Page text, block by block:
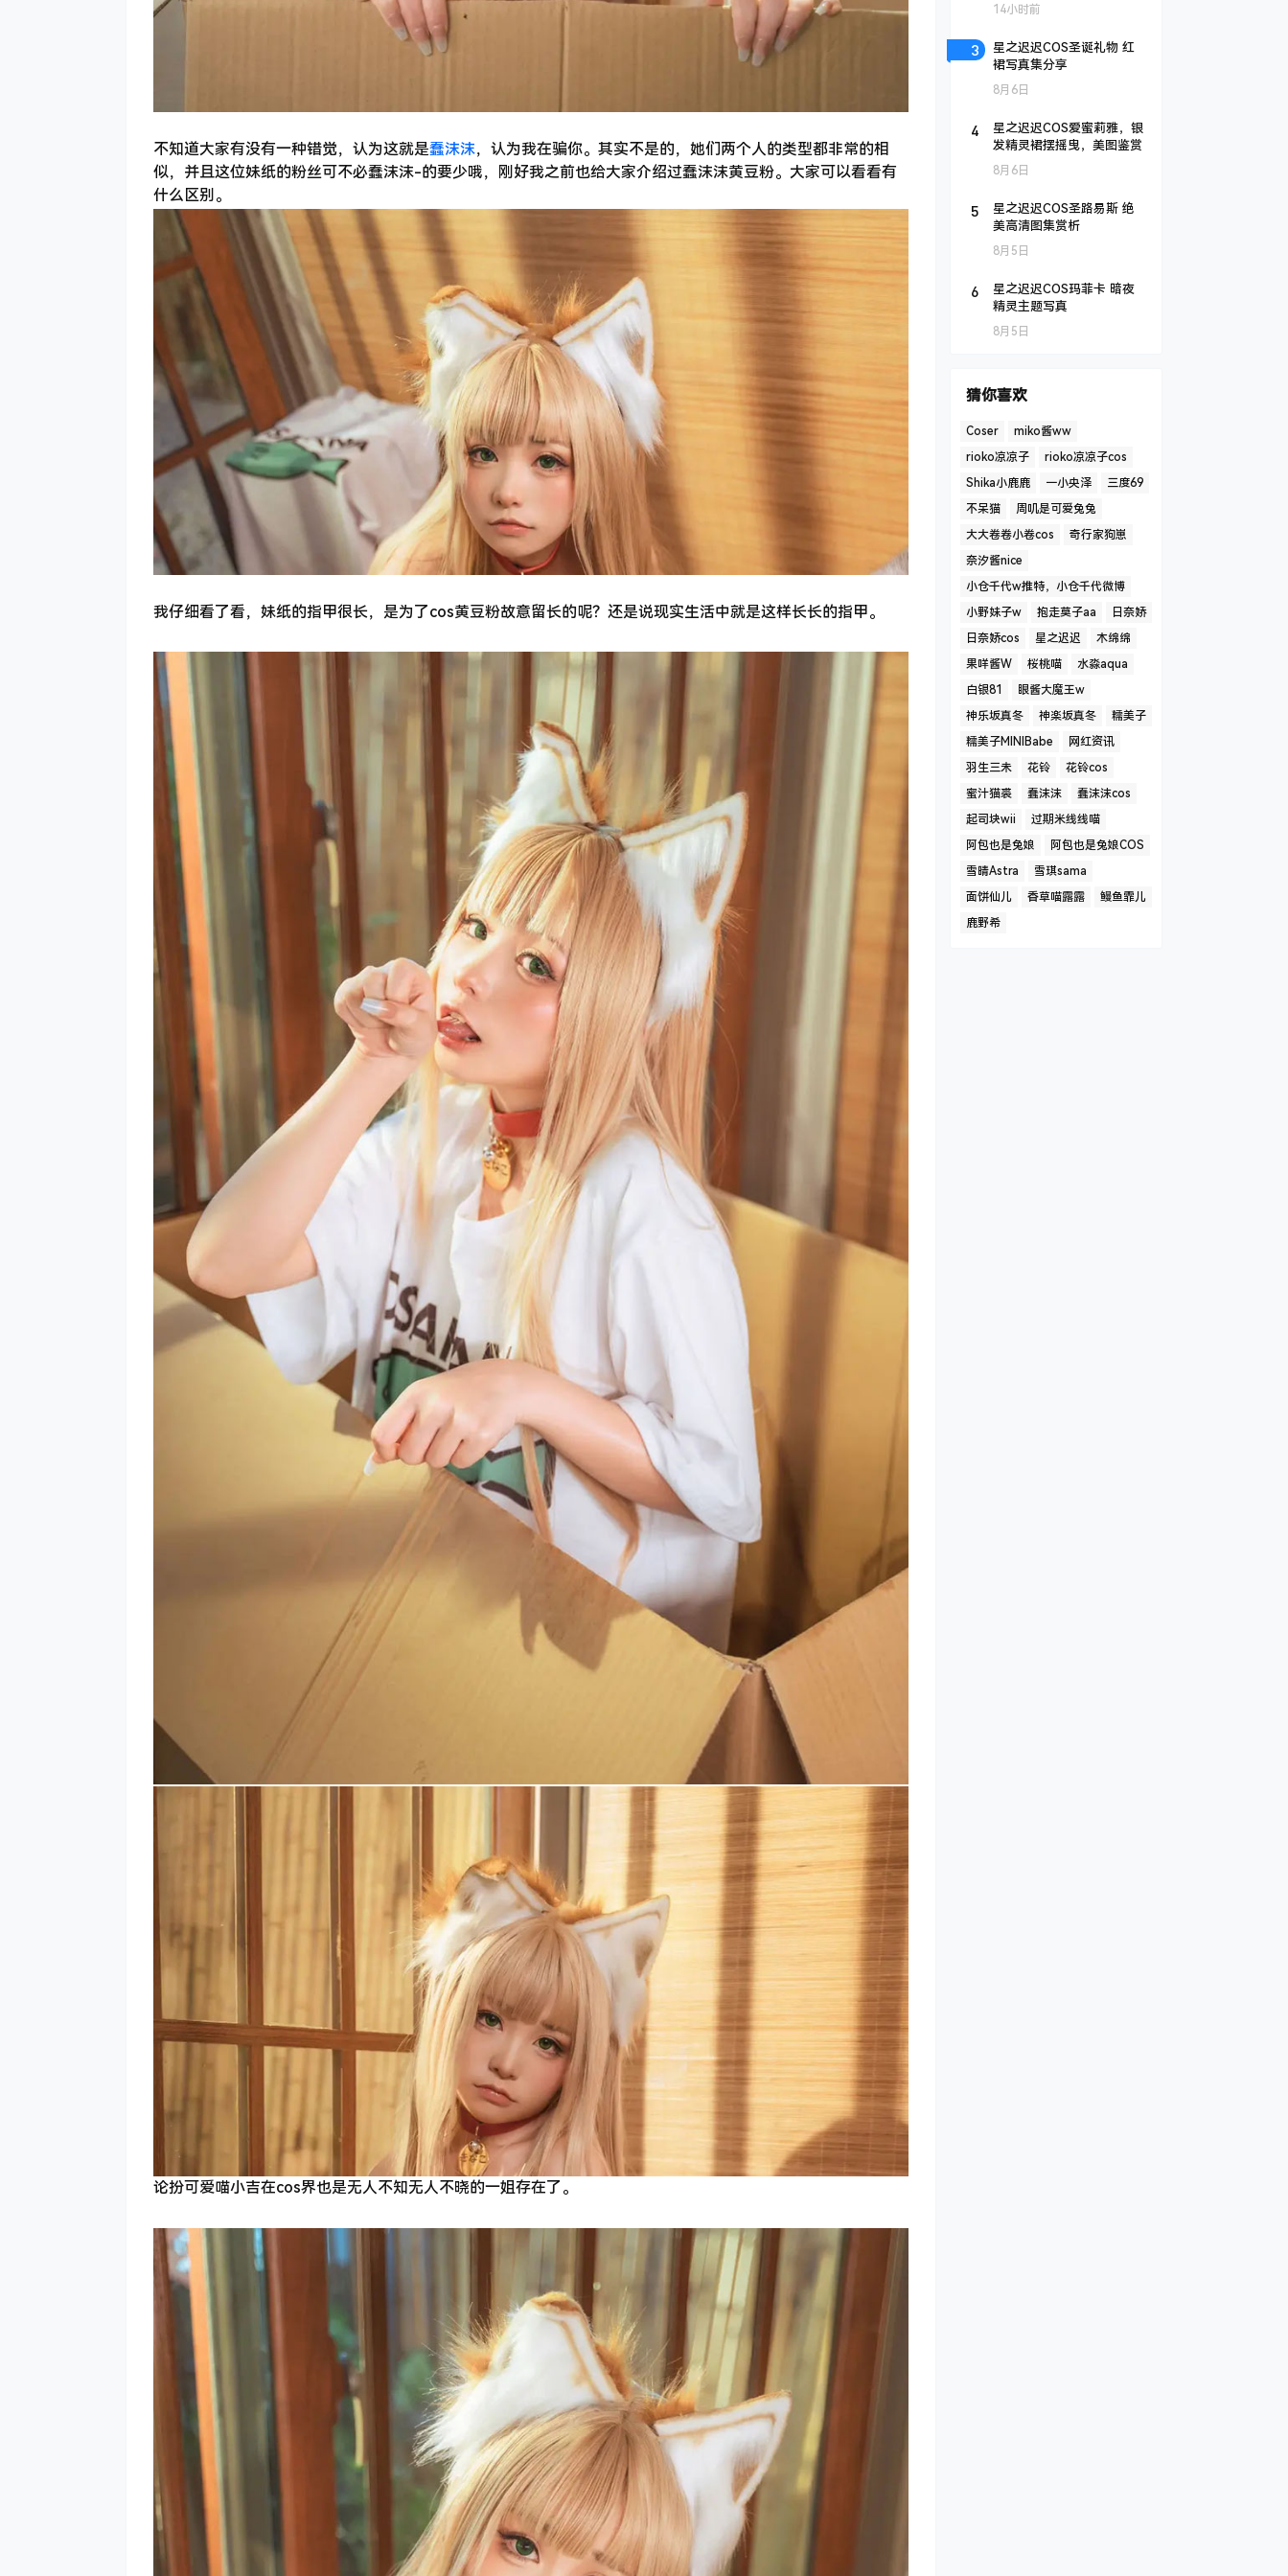
不知道大家有没有一种错觉，认为这就是蠢沫沫，认为我在骗你。其实不是的，她们两个人的类型都非常的相
似，并且这位妹纸的粉丝可不必蠢沫沫-的要少哦，刚好我之前也给大家介绍过蠢沫沫黄豆粉。大家可以看看有
什么区别。
我仔细看了看，妹纸的指甲很长，是为了cos黄豆粉故意留长的呢？还是说现实生活中就是这样长长的指甲。
论扮可爱喵小吉在cos界也是无人不知无人不晓的一姐存在了。
14小时前
3
星之迟迟COS圣诞礼物 红
裙写真集分享
8月6日
4
星之迟迟COS爱蜜莉雅，银
发精灵裙摆摇曳，美图鉴赏
8月6日
5
星之迟迟COS圣路易斯 绝
美高清图集赏析
8月5日
6
星之迟迟COS玛菲卡 暗夜
精灵主题写真
8月5日
猜你喜欢
Coser
miko酱ww
rioko凉凉子
rioko凉凉子cos
Shika小鹿鹿
一小央泽
三度69
不呆猫
周叽是可爱兔兔
大大卷卷小卷cos
奇行家狗崽
奈汐酱nice
小仓千代w推特，小仓千代微博
小野妹子w
抱走莫子aa
日奈娇
日奈娇cos
星之迟迟
木绵绵
果咩酱W
桜桃喵
水淼aqua
白银81
眼酱大魔王w
神乐坂真冬
神楽坂真冬
糯美子
糯美子MINIBabe
网红资讯
羽生三未
花铃
花铃cos
蜜汁猫裘
蠢沫沫
蠢沫沫cos
起司块wii
过期米线线喵
阿包也是兔娘
阿包也是兔娘COS
雪晴Astra
雪琪sama
面饼仙儿
香草喵露露
鳗鱼霏儿
鹿野希